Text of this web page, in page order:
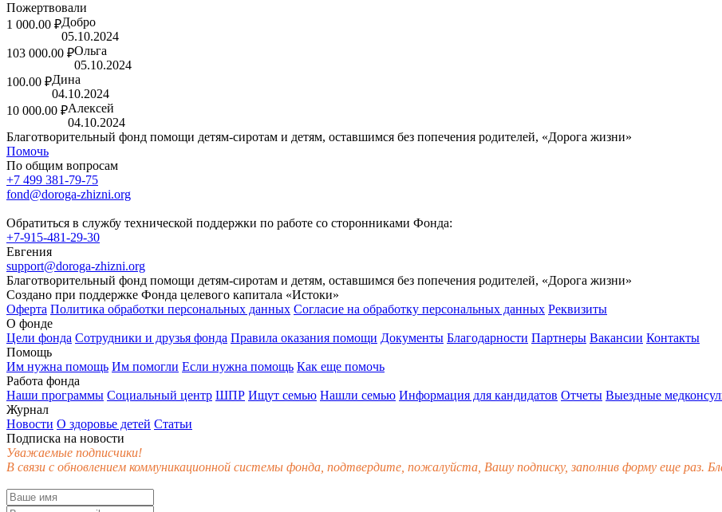
Пожертвовали
1 000.00 ₽Добро
05.10.2024
103 000.00 ₽Ольга
05.10.2024
100.00 ₽Дина
04.10.2024
10 000.00 ₽Алексей
04.10.2024
Благотворительный фонд помощи детям-сиротам и детям, оставшимся без попечения родителей, «Дорога жизни»
Помочь
По общим вопросам
+7 499 381-79-75
fond@doroga-zhizni.org
Обратиться в службу технической поддержки по работе со сторонниками Фонда:
+7-915-481-29-30
Евгения
support@doroga-zhizni.org
Благотворительный фонд помощи детям-сиротам и детям, оставшимся без попечения родителей, «Дорога жизни»
Создано при поддержке Фонда целевого капитала «Истоки»
Оферта Политика обработки персональных данных Согласие на обработку персональных данных Реквизиты
О фонде
Цели фонда Сотрудники и друзья фонда Правила оказания помощи Документы Благодарности Партнеры Вакансии Контакты
Помощь
Им нужна помощь Им помогли Если нужна помощь Как еще помочь
Работа фонда
Наши программы Социальный центр ШПР Ищут семью Нашли семью Информация для кандидатов Отчеты Выездные
Журнал
Новости О здоровье детей Статьи
Подписка на новости
Уважаемые подписчики!
В связи с обновлением коммуникационной системы фонда, подтвердите, пожалуйста, Вашу подписку, заполнив форму еще раз.